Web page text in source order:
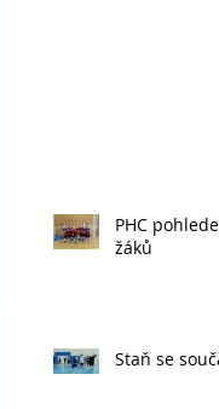
PHC
žáků
Staň se